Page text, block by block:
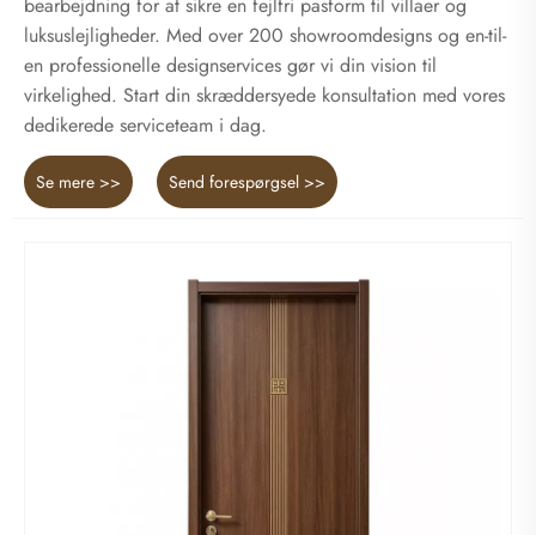
bearbejdning for at sikre en fejlfri pasform til villaer og
luksuslejligheder. Med over 200 showroomdesigns og en-til-
en professionelle designservices gør vi din vision til
virkelighed. Start din skræddersyede konsultation med vores
dedikerede serviceteam i dag.
Se mere >> Send forespørgsel >>